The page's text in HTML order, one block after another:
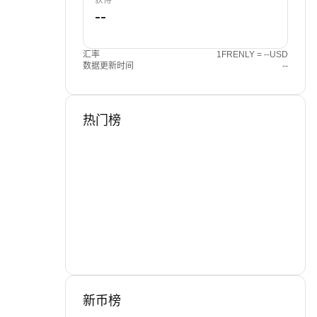
汇率
1FRENLY = --USD
数据更新时间
--
热门榜
新币榜